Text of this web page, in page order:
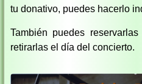
tu donativo, puedes hacerlo
También puedes
retirarlas el día del concierto.